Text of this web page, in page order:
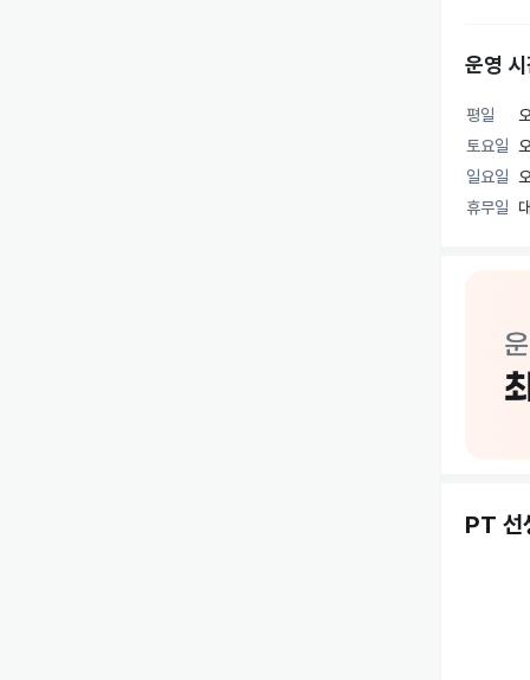
뛰어난
다이어트
교정을
취미를
심신을
✔️2:1 듀
✔️8:1 그
운영
평일
토요일
일요일
휴무일
PT 선